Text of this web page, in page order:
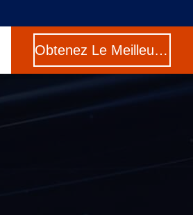
Obtenez Le Meilleur Prix